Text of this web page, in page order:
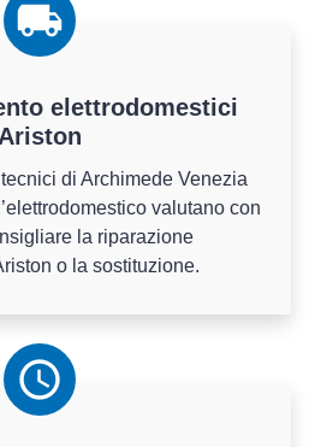
elettrodomestici
Ariston
di Archimede Venezia
valutano con
la riparazione
o la sostituzione.